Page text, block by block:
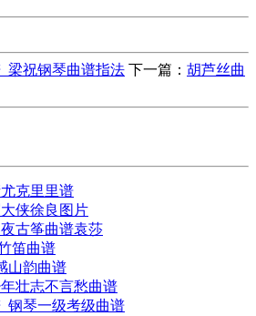
梁祝钢琴曲谱指法 下一篇： 胡芦丝曲
克里里谱
侠徐良图片
古筝曲谱袁莎
笛曲谱
山韵曲谱
壮志不言愁曲谱
钢琴一级考级曲谱